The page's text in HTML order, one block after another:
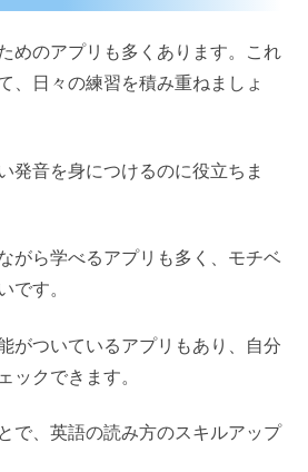
めのアプリも多くあります。これ
、日々の練習を積み重ねましょ
発音を身につけるのに役立ちま
がら学べるアプリも多く、モチベ
です。
がついているアプリもあり、自分
ックできます。
で、英語の読み方のスキルアップ